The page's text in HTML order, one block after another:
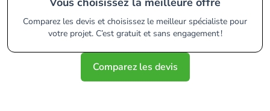
Comparez les devis et choisissez le meilleur spécialiste pour
votre projet. C’est gratuit et sans engagement !
Comparez les devis